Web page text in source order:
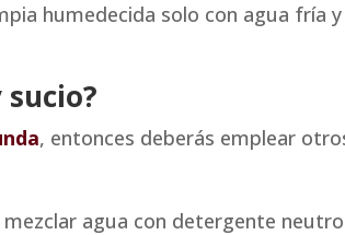
humedecida solo con agua fría y
, entonces deberás emplear
mezclar agua con detergente